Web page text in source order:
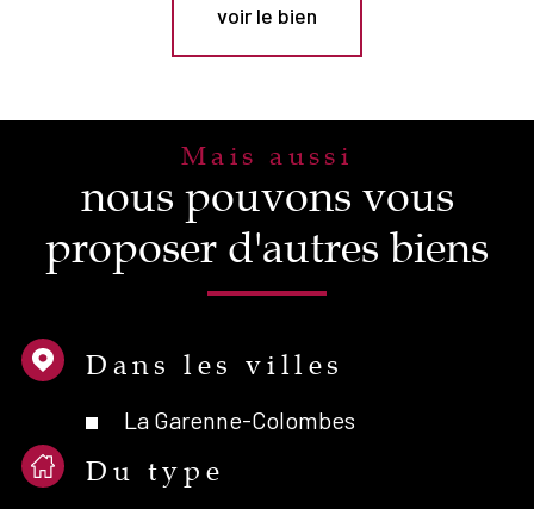
voir le bien
Mais aussi
nous pouvons vous
proposer d'autres biens
Dans les villes
La Garenne-Colombes
Du type